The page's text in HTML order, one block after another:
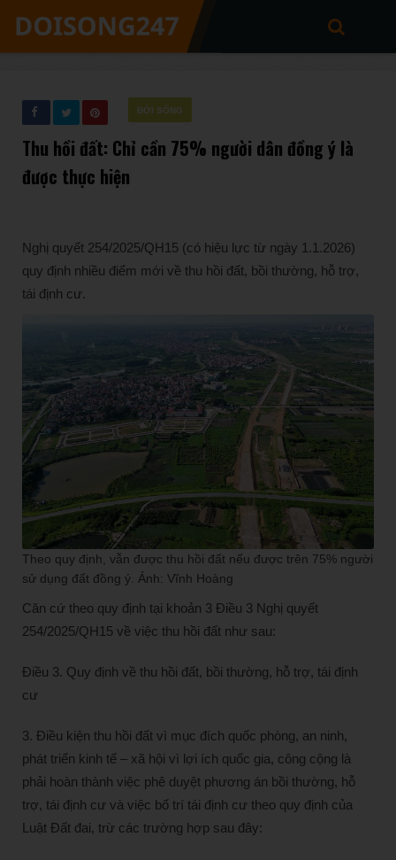
ĐỜI SỐNG
Thu hồi đất: Chỉ cần 75% người dân đồng ý là
được thực hiện
Nghị quyết 254/2025/QH15 (có hiệu lực từ ngày 1.1.2026)
quy định nhiều điểm mới về thu hồi đất, bồi thường, hỗ trợ,
tái định cư.
Theo quy định, vẫn được thu hồi đất nếu được trên 75% người
sử dụng đất đồng ý. Ảnh: Vĩnh Hoàng
Căn cứ theo quy định tại khoản 3 Điều 3 Nghị quyết
254/2025/QH15 về việc thu hồi đất như sau:
Điều 3. Quy định về thu hồi đất, bồi thường, hỗ trợ, tái định
cư
3. Điều kiện thu hồi đất vì mục đích quốc phòng, an ninh,
phát triển kinh tế – xã hội vì lợi ích quốc gia, công cộng là
phải hoàn thành việc phê duyệt phương án bồi thường, hỗ
trợ, tái định cư và việc bố trí tái định cư theo quy định của
Luật Đất đai, trừ các trường hợp sau đây: